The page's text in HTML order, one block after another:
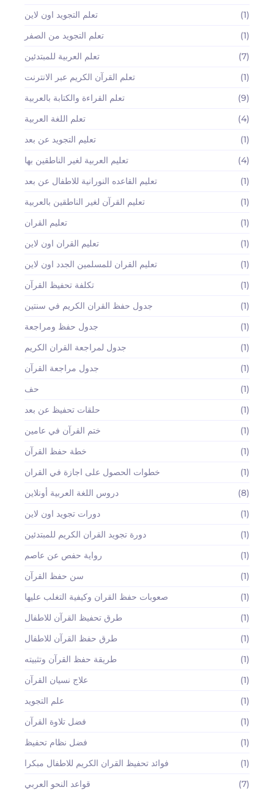
تعلم التجويد اون لاين
(1)
تعلم التجويد من الصفر
(1)
تعلم العربية للمبتدئين
(7)
تعلم القرآن الكريم عبر الانترنت
(1)
تعلم القراءة والكتابة بالعربية
(9)
تعلم اللغة العربية
(4)
تعليم التجويد عن بعد
(1)
تعليم العربية لغير الناطقين بها
(4)
تعليم القاعده النورانية للاطفال عن بعد
(1)
تعليم القرآن لغير الناطقين بالعربية
(1)
تعليم القران
(1)
تعليم القران اون لاين
(1)
تعليم القران للمسلمين الجدد اون لاين
(1)
تكلفة تحفيظ القرآن
(1)
جدول حفظ القران الكريم في سنتين
(1)
جدول حفظ ومراجعة
(1)
جدول لمراجعة القران الكريم
(1)
جدول مراجعة القرآن
(1)
حف
(1)
حلقات تحفيظ عن بعد
(1)
ختم القرآن في عامين
(1)
خطة حفظ القرآن
(1)
خطوات الحصول على اجازة في القران
(1)
دروس اللغة العربية أونلاين
(8)
دورات تجويد اون لاين
(1)
دورة تجويد القران الكريم للمبتدئين
(1)
رواية حفص عن عاصم
(1)
سن حفظ القرآن
(1)
صعوبات حفظ القران وكيفية التغلب عليها
(1)
طرق تحفيظ القرآن للاطفال
(1)
طرق حفظ القرآن للاطفال
(1)
طريقة حفظ القرآن وتثبيته
(1)
علاج نسيان القرآن
(1)
علم التجويد
(1)
فضل تلاوة القرآن
(1)
فضل نظام تحفيظ
(1)
فوائد تحفيظ القران الكريم للاطفال مبكرا
(1)
قواعد النحو العربي
(7)